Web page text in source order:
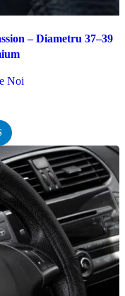
– Diametru 37–39
Noi